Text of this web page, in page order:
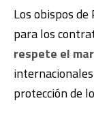
Los obispos
para los
respete el
protección de